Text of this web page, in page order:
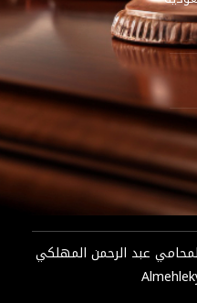
عبد الرحمن المهلكي